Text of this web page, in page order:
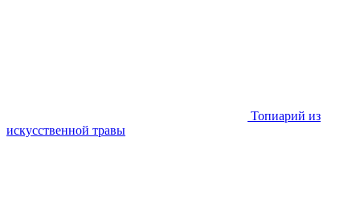
Топиарий из
искусственной травы